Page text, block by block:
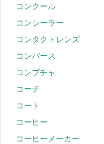
コンクール
コンシーラー
コンタクトレンズ
コンバース
コンブチャ
コーチ
コート
コーヒー
コーヒーメーカー